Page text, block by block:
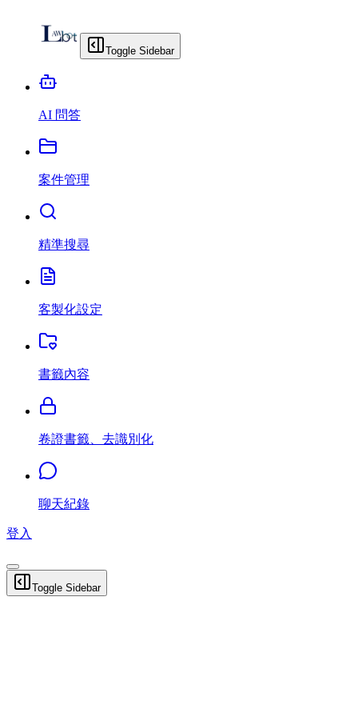
Toggle Sidebar
AI 問答
案件管理
精準搜尋
客製化設定
書籤內容
卷證書籤、去識別化
聊天紀錄
登入
Toggle Sidebar